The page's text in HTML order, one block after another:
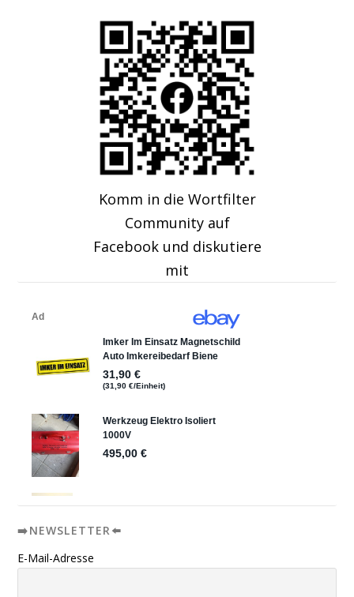
Komm in die Wortfilter
Community auf
Facebook und diskutiere
mit
➡️NEWSLETTER⬅️
E-Mail-Adresse